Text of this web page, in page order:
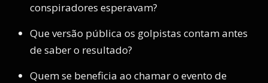
conspiradores esperavam?
Que versão pública os golpistas contam antes
de saber o resultado?
Quem se beneficia ao chamar o evento de